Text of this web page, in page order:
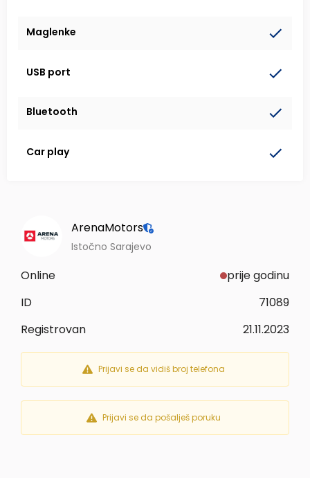
Maglenke
USB port
Bluetooth
Car play
ArenaMotors
Istočno Sarajevo
Online
prije godinu
ID
71089
Registrovan
21.11.2023
Prijavi se da vidiš broj telefona
Prijavi se da pošalješ poruku